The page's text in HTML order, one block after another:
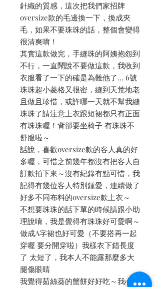
針織的質感，這次把我們家招牌
oversize款的毛邊換一下，換成夾
毛，如果不要珠珠的話，整個會變得
很清爽唷！
其實這款做完，手縫珠的阿姨抱怨到
不行，一直鬧說不要做這款，我收到
衣服看了一下的確是為難他了... 6號
珠珠超小菱格又很密，縫到天荒地老
且做且珍惜，或許哪一天就不幫我縫
珠珠了請注意上衣跟短裙都只有正面
有珠珠喔！背部要坐椅子 有珠珠不
舒服啦～
話說，喜歡oversize款的客人真的好
多喔，可惜之前幾年都沒有把客人自
訂款拍下來～沒有紀錄有點可惜，我
記得有幾位客人特別鍾愛，連續做了
好多不同布料的oversize款上衣～
不想要珠珠的話下單的時候請跟小助
理說唷，我是覺得有珠珠好可愛啊～
做成A字裙也好可愛（不要搭再一起
穿喔 要分開穿啦）我樣衣下錯長度
了 太短了，我本人不能露那麼多大
腿傷眼睛
我覺得茹絲葵的蟹餅好好吃～我心中